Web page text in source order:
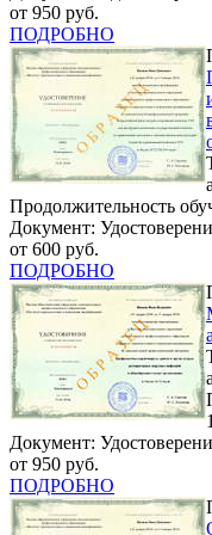
от 950 руб.
ПОДРОБНО
Продолжительность
Документ:
от 600 руб.
ПОДРОБНО
Документ:
от 950 руб.
ПОДРОБНО